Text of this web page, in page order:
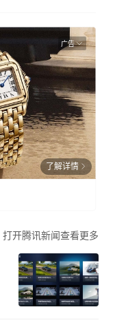
广告
了解详情
打开腾讯新闻查看更多